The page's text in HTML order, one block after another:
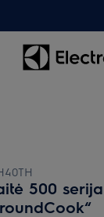
500 serija